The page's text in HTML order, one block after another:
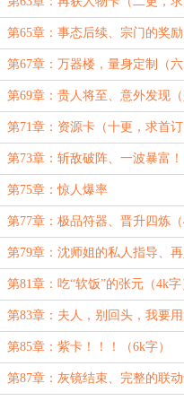
订）
第65章：事态后续、宗门的奖励
（四更，求首订）
第67章：万器楼，量身定制（六
更，求首订）
第69章：贵人将至、意外发现（
更，求首订）
第71章：资源卡（十更，求首订
第73章：斩敌破阵、一波暴富！
第75章：惊人爆率
第77章：极品符器、晋升四炼
字）
第79章：沈师姐的私人指导、再
灰镜（5k字）
第81章：吃“软饭”的张元（4k字
第83章：夫人，别回头，我要用
了（6k字）
第85章：紫卡！！！（6k字）
第87章：灰镜结束、完整的联